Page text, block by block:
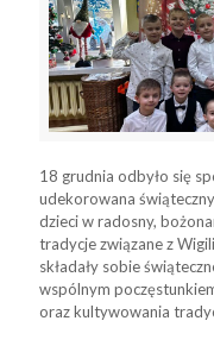
18 grudnia odbyło się
udekorowana
dzieci w radosny,
tradycje związane z
składały sobie
wspólnym
oraz kultywowania